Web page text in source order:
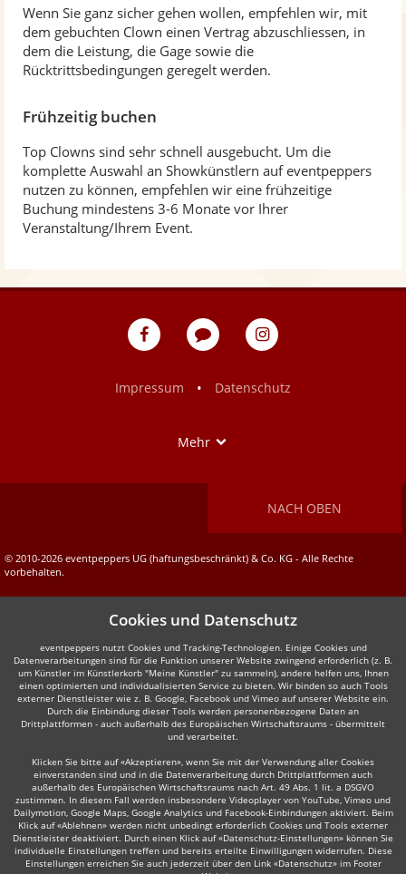
Wenn Sie ganz sicher gehen wollen, empfehlen wir, mit
dem gebuchten Clown einen Vertrag abzuschliessen, in
dem die Leistung, die Gage sowie die
Rücktrittsbedingungen geregelt werden.
Frühzeitig buchen
Top Clowns sind sehr schnell ausgebucht. Um die
komplette Auswahl an Showkünstlern auf eventpeppers
nutzen zu können, empfehlen wir eine frühzeitige
Buchung mindestens 3-6 Monate vor Ihrer
Veranstaltung/Ihrem Event.
eventpeppers
Blog
eventpeppers
Impressum
• Datenschutz
Mehr
NACH OBEN
© 2010-2026 eventpeppers UG (haftungsbeschränkt) & Co. KG - Alle Rechte
vorbehalten.
Cookies und Datenschutz
eventpeppers nutzt Cookies und Tracking-Technologien. Einige Cookies und
Datenverarbeitungen sind für die Funktion unserer Website zwingend erforderlich (z. B.
um Künstler im Künstlerkorb "Meine Künstler" zu sammeln), andere helfen uns, Ihnen
einen optimierten und individualisierten Service zu bieten. Wir binden so auch Tools
externer Dienstleister wie z. B. Google, Facebook und Vimeo auf unserer Website ein.
Durch die Einbindung dieser Tools werden personenbezogene Daten an
Drittplattformen - auch außerhalb des Europäischen Wirtschaftsraums - übermittelt
und verarbeitet.
Klicken Sie bitte auf «Akzeptieren», wenn Sie mit der Verwendung aller Cookies
einverstanden sind und in die Datenverarbeitung durch Drittplattformen auch
außerhalb des Europäischen Wirtschaftsraums nach Art. 49 Abs. 1 lit. a DSGVO
zustimmen. In diesem Fall werden insbesondere Videoplayer von YouTube, Vimeo und
Dailymotion, Google Maps, Google Analytics und Facebook-Einbindungen aktiviert. Beim
Klick auf «Ablehnen» werden nicht unbedingt erforderlich Cookies und Tools externer
Dienstleister deaktiviert. Durch einen Klick auf «Datenschutz-Einstellungen» können Sie
individuelle Einstellungen treffen und bereits erteilte Einwilligungen widerrufen. Diese
Einstellungen erreichen Sie auch jederzeit über den Link «Datenschutz» im Footer